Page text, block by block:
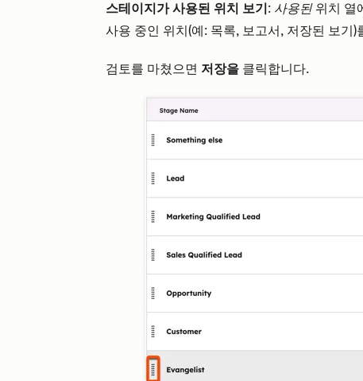
스테이지가 사용된 위치 보기: 사용된위치 열
사용 중인 위치(예: 목록, 보고서, 저장된 보기)
검토를 마쳤으면 저장을 클릭합니다.